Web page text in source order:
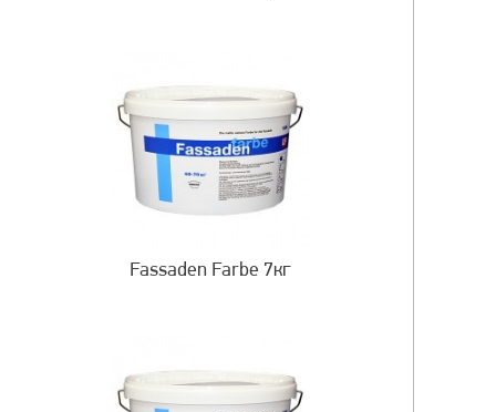
Fassaden Farbe 7кг